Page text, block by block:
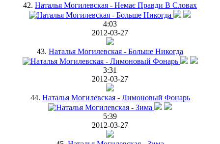
42. Наталья Могилевская - Немає Правди В Словах
4:03
2012-03-27
43. Наталья Могилевская - Больше Никогда
3:31
2012-03-27
44. Наталья Могилевская - Лимоновый Фонарь
5:39
2012-03-27